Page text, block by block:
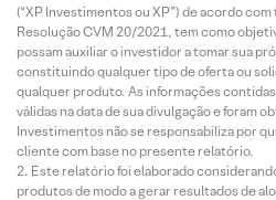
(“XP Investimentos ou XP”) de acordo
Resolução CVM 20/2021, tem como
possam auxiliar o investidor a tomar sua
constituindo qualquer tipo de oferta ou
qualquer produto. As informações
válidas na data de sua divulgação e foram
Investimentos não se responsabiliza por
cliente com base no presente relatório.
Este relatório foi elaborado
produtos de modo a gerar resultados de